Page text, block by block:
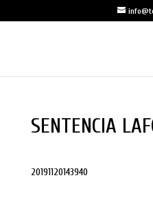
SENTENCIA
20191120143940